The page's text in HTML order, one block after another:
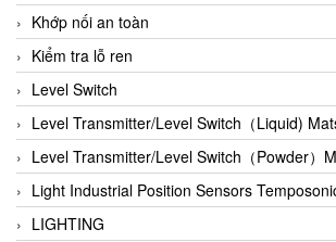
Atos
Atrax
Auma
Autec
Auto Flow
Automatic valve
Aventics
Khớp nối an toàn
Kiểm tra lỗ ren
Level Switch
Level Transmitter/Level Switch（Liquid)
Level Transmitter/Level Switch（Powder）
Light Industrial Position Sensors
LIGHTING